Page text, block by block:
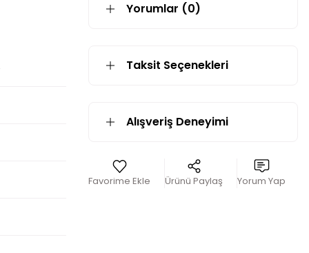
Yorumlar (0)
Taksit Seçenekleri
Alışveriş Deneyimi
Ürünü Paylaş Yorum Yap